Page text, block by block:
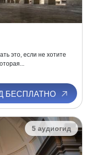
это, если не хотите
БЕСПЛАТНО
5 аудиогид